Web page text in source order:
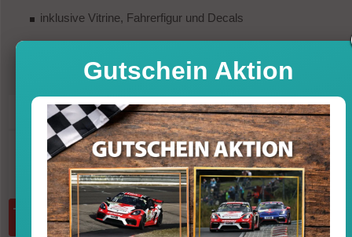
inklusive Vitrine, Fahrerfigur und Decals
UVP 279,95 € -10% 251,95
Sofort versandfertig, Lieferfrist 1-3
inkl. MwSt. zzgl.
Menge: in den Warenkorb
Gutschein Aktion